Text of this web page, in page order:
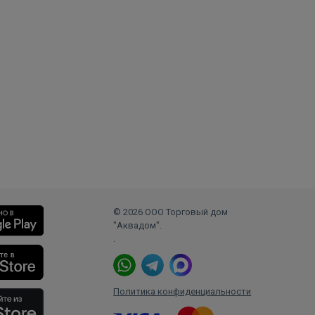
© 2026 ООО Торговый дом
"Аквадом".
.
Политика конфиденциальности